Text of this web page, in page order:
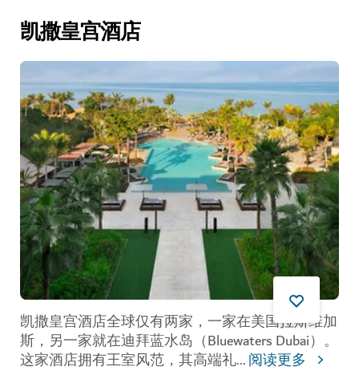
凯撒皇宫酒店
凯撒皇宫酒店全球仅有两家，一家在美国拉斯维加
斯，另一家就在迪拜蓝水岛（Bluewaters Dubai）。
这家酒店拥有王室风范，其高端礼...阅读更多